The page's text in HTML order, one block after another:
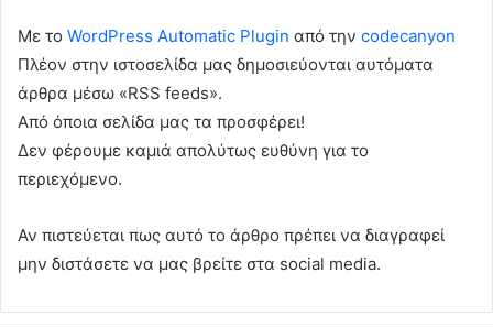
Με το WordPress Automatic Plugin από την codecanyon
Πλέον στην ιστοσελίδα μας δημοσιεύονται αυτόματα
άρθρα μέσω «RSS feeds».
Από όποια σελίδα μας τα προσφέρει!
Δεν φέρουμε καμιά απολύτως ευθύνη για το
περιεχόμενο.
Αν πιστεύεται πως αυτό το άρθρο πρέπει να διαγραφεί
μην διστάσετε να μας βρείτε στα social media.